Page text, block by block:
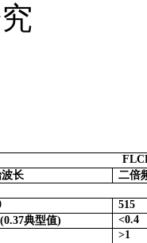
长
二倍
515
典型值)
<0.4
>1